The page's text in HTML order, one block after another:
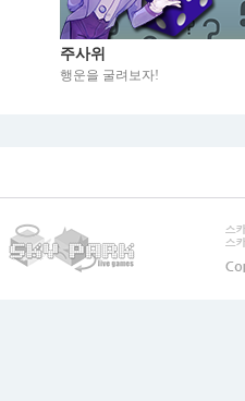
주사위
행운을 굴려보자!